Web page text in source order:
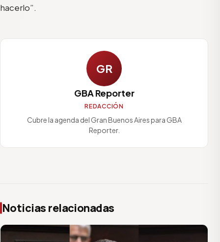
hacerlo”.
GR
GBA Reporter
REDACCIÓN
Cubre la agenda del Gran Buenos Aires para GBA
Reporter.
Noticias relacionadas